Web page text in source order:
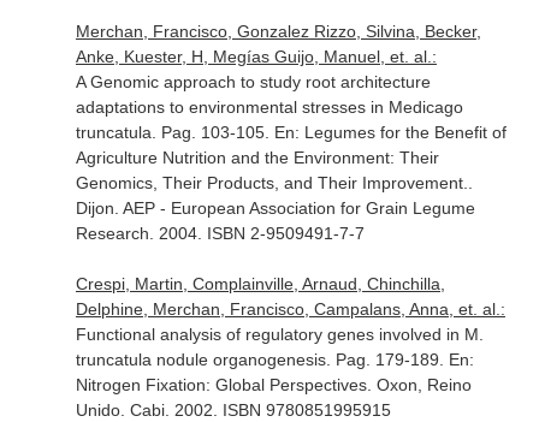
Merchan, Francisco, Gonzalez Rizzo, Silvina, Becker,
Anke, Kuester, H, Megías Guijo, Manuel, et. al.:
A Genomic approach to study root architecture
adaptations to environmental stresses in Medicago
truncatula. Pag. 103-105. En: Legumes for the Benefit of
Agriculture Nutrition and the Environment: Their
Genomics, Their Products, and Their Improvement.
Dijon. AEP - European Association for Grain Legume
Research. 2004. ISBN 2-9509491-7-7
Crespi, Martin, Complainville, Arnaud, Chinchilla,
Delphine, Merchan, Francisco, Campalans, Anna, et. al.:
Functional analysis of regulatory genes involved in M.
truncatula nodule organogenesis. Pag. 179-189. En:
Nitrogen Fixation: Global Perspectives. Oxon, Reino
Unido. Cabi. 2002. ISBN 9780851995915